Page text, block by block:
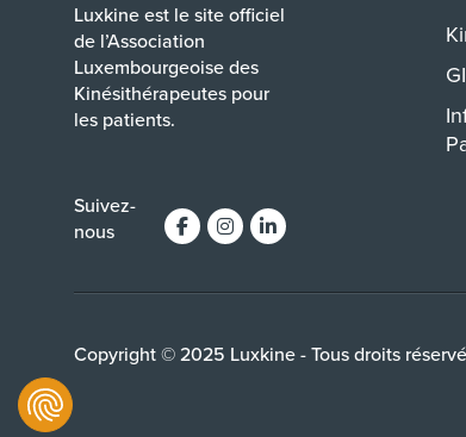
Luxkine est le site officiel
de l’Association
Luxembourgeoise des
Kinésithérapeutes pour
les patients.
Suivez-
nous
Copyright © 2025 Luxkine - Tous droits